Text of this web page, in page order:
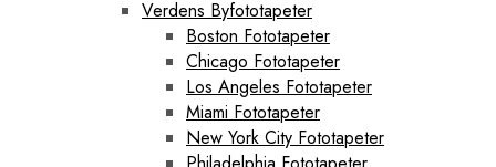
Verdens Byfototapeter
Boston Fototapeter
Chicago Fototapeter
Los Angeles Fototapeter
Miami Fototapeter
New York City Fototapeter